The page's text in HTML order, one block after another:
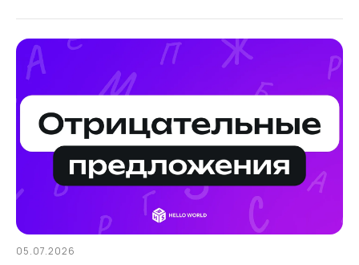
05.07.2026